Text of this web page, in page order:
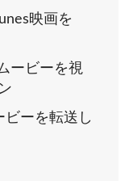
映画を
ービーを視
ビーを転送し